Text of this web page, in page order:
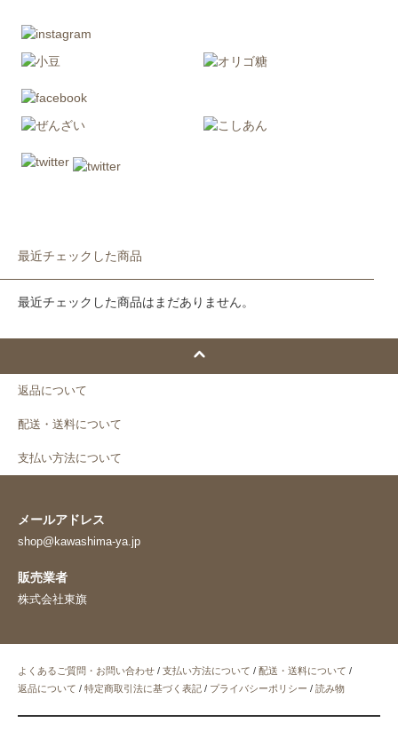
最近チェックした商品
最近チェックした商品はまだありません。
返品について
配送・送料について
支払い方法について
メールアドレス
shop@kawashima-ya.jp
販売業者
株式会社東旗
よくあるご質問・お問い合わせ / 支払い方法について / 配送・送料について /
返品について / 特定商取引法に基づく表記 / プライバシーポリシー / 読み物